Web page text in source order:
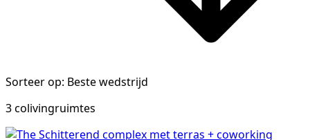
Sorteer op: Beste wedstrijd
3 colivingruimtes